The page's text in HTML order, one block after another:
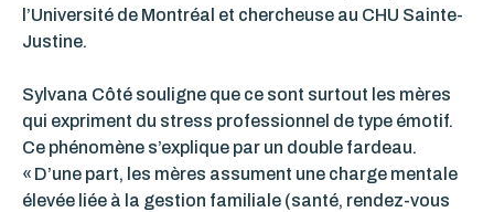
l’Université de Montréal et chercheuse au CHU Sainte-
Justine.
Sylvana Côté souligne que ce sont surtout les mères
qui expriment du stress professionnel de type émotif.
Ce phénomène s’explique par un double fardeau.
« D’une part, les mères assument une charge mentale
élevée liée à la gestion familiale (santé, rendez-vous